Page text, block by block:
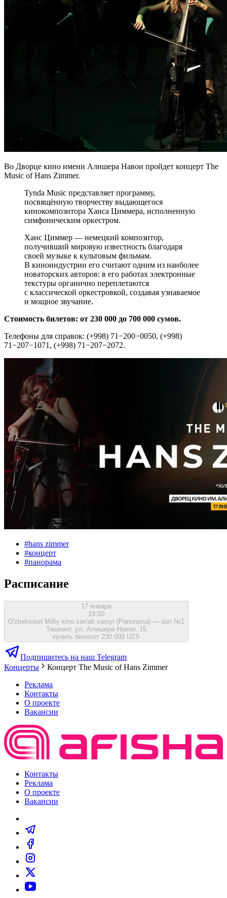
Во Дворце кино имени Алишера Навои пройдет концерт The
Music of Hans Zimmer.
Tynda Music представляет программу,
посвящённую творчеству выдающегося
кинокомпозитора Ханса Циммера, исполненную
симфоническим оркестром.
Ханс Циммер — немецкий композитор,
получивший мировую известность благодаря
своей музыке к культовым фильмам.
В киноиндустрии его считают одним из наиболее
новаторских авторов: в его работах электронные
текстуры органично переплетаются
с классической оркестровкой, создавая узнаваемое
и мощное звучание.
Стоимость билетов: от 230 000 до 700 000 сумов.
Телефоны для справок: (+998) 71−200−0050, (+998)
71−207−1071, (+998) 71−207−2072.
#hans zimmer
#концерт
#панорама
Расписание
17 января
19:00
O'zbekiston Milliy kino san'ati saroyi (Panorama) — зал №1
Ташкент, ул. Алишера Навои, 15
купить билетот 230 000 UZS
Подпишитесь на наш Telegram
Концерты
Концерт The Music of Hans Zimmer
Реклама
Контакты
О проекте
Вакансии
Контакты
Реклама
О проекте
Вакансии